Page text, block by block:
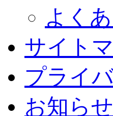
よく
サイト
プライ
お知らせ